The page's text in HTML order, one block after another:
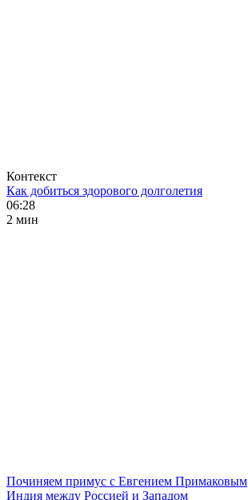
Контекст
Как добиться здорового долголетия
06:28
2 мин
Починяем примус с Евгением Примаковым
Индия между Россией и Западом